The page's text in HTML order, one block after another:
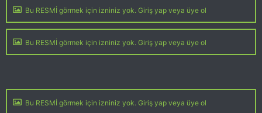
Bu RESMİ görmek için izniniz yok. Giriş yap veya üye ol
Bu RESMİ görmek için izniniz yok. Giriş yap veya üye ol
Bu RESMİ görmek için izniniz yok. Giriş yap veya üye ol